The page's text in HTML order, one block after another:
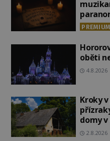
PREMIUM
oběti
4.8.2026
Kroky
domy
2.8.2026